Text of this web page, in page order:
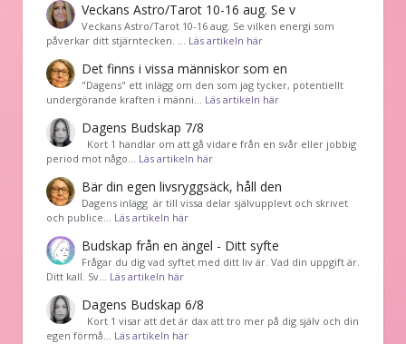
Veckans Astro/Tarot 10-16 aug. Se v
Veckans Astro/Tarot 10-16 aug. Se vilken energi som
påverkar ditt stjärntecken. … Läs artikeln här
Det finns i vissa människor som en
"Dagens" ett inlägg om den som jag tycker, potentiellt
undergörande kraften i männi… Läs artikeln här
Dagens Budskap 7/8
Kort 1 handlar om att gå vidare från en svår eller jobbig
period mot någo… Läs artikeln här
Bär din egen livsryggsäck, håll den
Dagens inlägg är till vissa delar självupplevt och skrivet
och publice… Läs artikeln här
Budskap från en ängel - Ditt syfte
Frågar du dig vad syftet med ditt liv är. Vad din uppgift är.
Ditt kall. Sv… Läs artikeln här
Dagens Budskap 6/8
Kort 1 visar att det är dax att tro mer på dig själv och din
egen förmå… Läs artikeln här